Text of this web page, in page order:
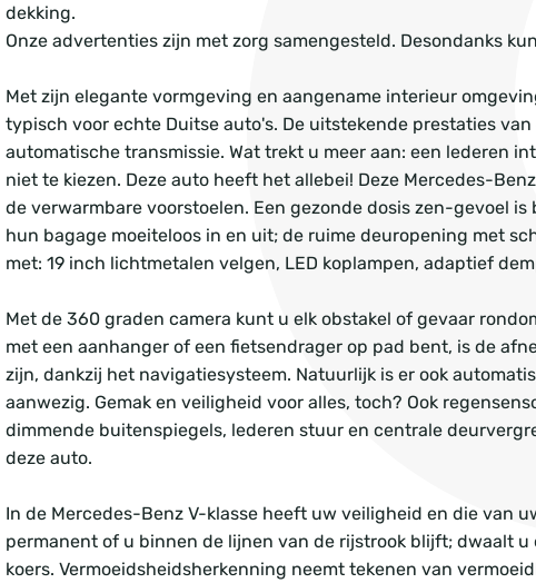
dekking.
Onze advertenties zijn met zorg samengesteld. Desondanks
Met zijn elegante vormgeving en aangename interieur
typisch voor echte Duitse auto's. De uitstekende prestaties
automatische transmissie. Wat trekt u meer aan: een lederen
niet te kiezen. Deze auto heeft het allebei! Deze Mercedes-
de verwarmbare voorstoelen. Een gezonde dosis zen-gevoel
hun bagage moeiteloos in en uit; de ruime deuropening met
met: 19 inch lichtmetalen velgen, LED koplampen, adaptief
Met de 360 graden camera kunt u elk obstakel of gevaar
met een aanhanger of een fietsendrager op pad bent, is de
zijn, dankzij het navigatiesysteem. Natuurlijk is er ook
aanwezig. Gemak en veiligheid voor alles, toch? Ook
dimmende buitenspiegels, lederen stuur en centrale
deze auto.
In de Mercedes-Benz V-klasse heeft uw veiligheid en die van
permanent of u binnen de lijnen van de rijstrook blijft; dwaalt
koers. Vermoeidsheidsherkenning neemt tekenen van